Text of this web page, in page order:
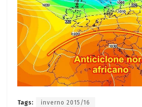
Tags: inverno 2015/16